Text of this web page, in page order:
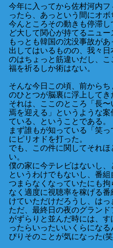
今年に入ってから佐村河内
ったら、あっという間にオボ
今んところその動きも停滞
ど大して関心が持てるニュー
もっとも韓国の沈没事故が
出してはいるものの、我々
のはちょっと筋違いだし、
福を祈るしか術はない。
そんな今日この頃、前から
のひとつが脳裏に浮上してき
それは、ここのところ「長
焉を迎える」というような
ている、ということである。
まず誰もが知っている「笑
にピリオドを打った。
でも、この件に関してそれ
い。
僕の家に今テレビはないし
というわけでもないし、番
つまらなくなっていたにも
なく適度に視聴率を稼げる
けていただけだろうし、はっ
ただ、最終日の夜のグラン
がずらりと並んだ時には、
ったらいったいいくらにな
ぴりそのことが気になった(笑)